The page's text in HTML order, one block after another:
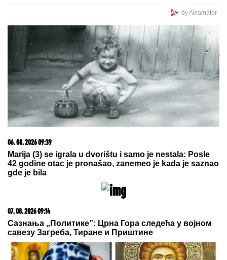
by Aklamator
06. 08. 2026 09:39
Marija (3) se igrala u dvorištu i samo je nestala: Posle
42 godine otac je pronašao, zanemeo je kada je saznao
gde je bila
07. 08. 2026 09:14
Сазнања „Политике”: Црна Гора следећа у војном
савезу Загреба, Тиране и Приштине